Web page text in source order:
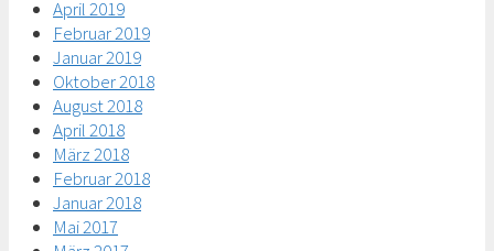
April 2019
Februar 2019
Januar 2019
Oktober 2018
August 2018
April 2018
März 2018
Februar 2018
Januar 2018
Mai 2017